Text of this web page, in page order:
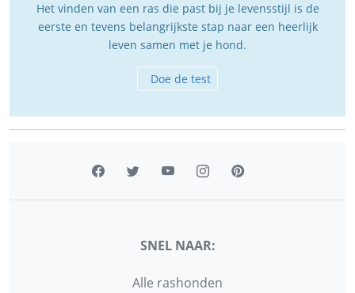
Het vinden van een ras die past bij je levensstijl is de
eerste en tevens belangrijkste stap naar een heerlijk
leven samen met je hond.
Doe de test
SNEL NAAR:
Alle rashonden